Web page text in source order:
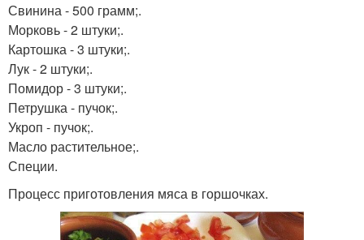
Свинина - 500 грамм;.
Морковь - 2 штуки;.
Картошка - 3 штуки;.
Лук - 2 штуки;.
Помидор - 3 штуки;.
Петрушка - пучок;.
Укроп - пучок;.
Масло растительное;.
Специи.
Процесс приготовления мяса в горшочках.